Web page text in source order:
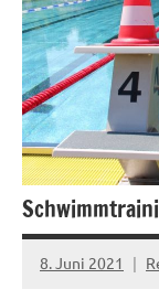
8. Juni 2021